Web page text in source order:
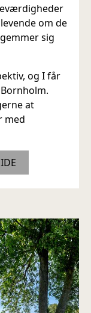
om de
sig
og I får
at
med